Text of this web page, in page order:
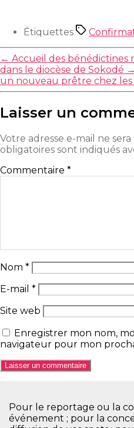
Étiquettes
← Accueil des bénédictines
dans le diocèse de Sokodé →
un nouveau prêtre chez les
Laisser un
Votre adresse e-mail ne
obligatoires sont indiqués
Commentaire *
Nom *
E-mail *
Site web
Enregistrer mon nom,
navigateur pour mon
Pour le reportage ou la
événement ; pour la